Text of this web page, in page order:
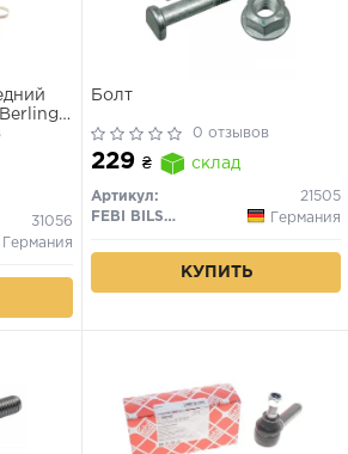
31056
Германия
Болт
0 отзывов
229 ₴ склад
Артикул:
21505
FEBI BILSTEIN
Германия
КУПИТЬ